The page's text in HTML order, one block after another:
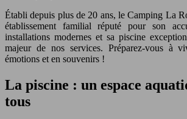
Établi depuis plus de 20 ans, le Camping La
établissement familial réputé pour son
installations modernes et sa piscine
majeur de nos services. Préparez-vous à
émotions et en souvenirs !
La piscine : un espace
tous